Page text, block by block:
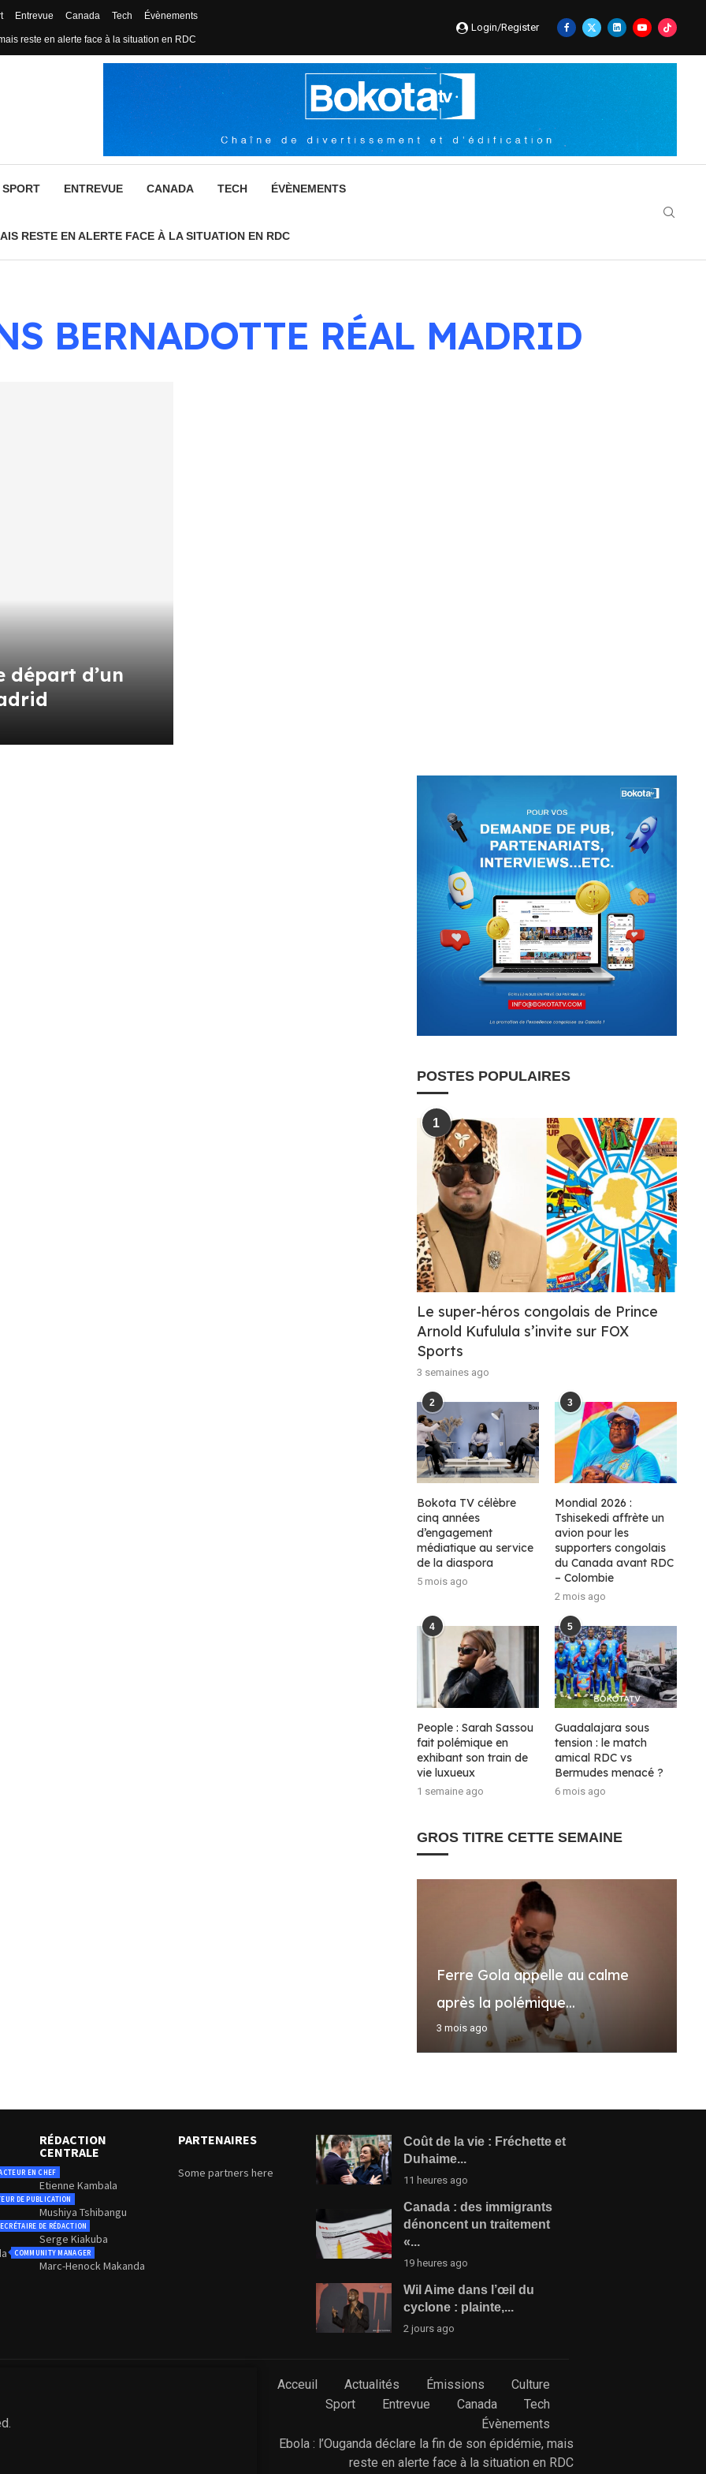
Entrevue Canada Tech Évènements
reste en alerte face à la situation en RDC
Login/Register
SPORT ENTREVUE CANADA TECH ÉVÈNEMENTS
RESTE EN ALERTE FACE À LA SITUATION EN RDC
BERNADOTTE RÉAL MADRID
départ d’un
POSTES POPULAIRES
1
Le super-héros congolais de Prince
Arnold Kufulula s’invite sur FOX
Sports
3 semaines ago
2
Bokota TV célèbre
cinq années
d’engagement
médiatique au service
de la diaspora
5 mois ago
3
Mondial 2026 :
Tshisekedi affrète un
avion pour les
supporters congolais
du Canada avant RDC
– Colombie
2 mois ago
4
People : Sarah Sassou
fait polémique en
exhibant son train de
vie luxueux
1 semaine ago
5
Guadalajara sous
tension : le match
amical RDC vs
Bermudes menacé ?
6 mois ago
GROS TITRE CETTE SEMAINE
Ferre Gola appelle au calme
après la polémique...
3 mois ago
EN CHEF
DE PUBLICATION
DE RÉDACTION
COMMUNITY MANAGER
RÉDACTION
CENTRALE
Etienne Kambala
Mushiya Tshibangu
Serge Kiakuba
Marc-Henock Makanda
PARTENAIRES
Some partners here
Coût de la vie : Fréchette et
Duhaime...
11 heures ago
Canada : des immigrants
dénoncent un traitement
«...
19 heures ago
Wil Aime dans l’œil du
cyclone : plainte,...
2 jours ago
Acceuil Actualités Émissions
Culture
Sport
Entrevue Canada
Tech
Évènements
Ebola : l’Ouganda déclare la fin de son épidémie, mais
reste en alerte face à la situation en RDC